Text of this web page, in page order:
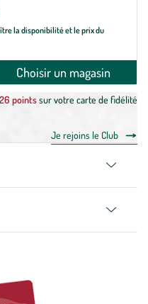
la disponibilité et le prix du
Choisir un magasin
pointssur votre carte de fidélité
Je rejoins le Club